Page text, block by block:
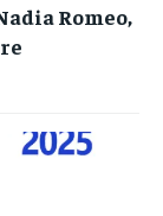
Romeo,